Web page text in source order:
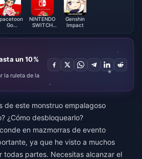
Go
(JO)
NINTENDO
SWITCH
MEMBERSHIP
Genshin
Impact
un 10%
la ruleta de la
de este monstruo empalagoso
¿Cómo desbloquearlo?
en mazmorras de evento
ya que he visto a muchos
todas partes. Necesitas alcanzar el